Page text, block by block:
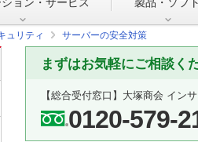
ュリティ サーバーの安全対策
まずはお気軽にご相談く
【総合受付窓口】 大塚商会 イン
0120-579-